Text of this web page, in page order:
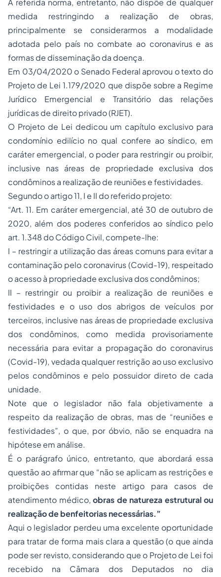
A referida norma, entretanto, não dispõe de qualquer
medida restringindo a realização de obras,
principalmente se considerarmos a modalidade
adotada pelo país no combate ao coronavirus e as
formas de disseminação da doença.
Em 03/04/2020 o Senado Federal aprovou o texto do
Projeto de Lei 1.179/2020 que dispõe sobre a Regime
Jurídico Emergencial e Transitório das relações
jurídicas de direito privado (RJET).
O Projeto de Lei dedicou um capítulo exclusivo para
condomínio edilício no qual confere ao síndico, em
caráter emergencial, o poder para restringir ou proibir,
inclusive nas áreas de propriedade exclusiva dos
condôminos a realização de reuniões e festividades.
Segundo o artigo 11, I e II do referido projeto:
“Art. 11. Em caráter emergencial, até 30 de outubro de
2020, além dos poderes conferidos ao síndico pelo
art. 1.348 do Código Civil, compete-lhe:
I – restringir a utilização das áreas comuns para evitar a
contaminação pelo coronavirus (Covid-19), respeitado
o acesso à propriedade exclusiva dos condôminos;
II – restringir ou proibir a realização de reuniões e
festividades e o uso dos abrigos de veículos por
terceiros, inclusive nas áreas de propriedade exclusiva
dos condôminos, como medida provisoriamente
necessária para evitar a propagação do coronavirus
(Covid-19), vedada qualquer restrição ao uso exclusivo
pelos condôminos e pelo possuidor direto de cada
unidade.
Note que o legislador não fala objetivamente a
respeito da realização de obras, mas de “reuniões e
festividades”, o que, por óbvio, não se enquadra na
hipótese em análise.
É o parágrafo único, entretanto, que abordará essa
questão ao afirmar que “não se aplicam as restrições e
proibições contidas neste artigo para casos de
atendimento médico, obras de natureza estrutural ou
realização de benfeitorias necessárias.”
Aqui o legislador perdeu uma excelente oportunidade
para tratar de forma mais clara a questão (o que ainda
pode ser revisto, considerando que o Projeto de Lei foi
recebido na Câmara dos Deputados no dia